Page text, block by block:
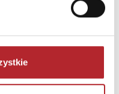
TOP 100